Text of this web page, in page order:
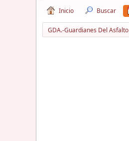
Inicio Buscar
GDA.-Guardianes Del Asfalto